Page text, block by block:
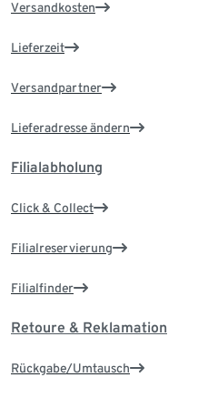
Versandkosten
Lieferzeit
Versandpartner
Lieferadresse ändern
Filialabholung
Click & Collect
Filialreservierung
Filialfinder
Retoure & Reklamation
Rückgabe/Umtausch